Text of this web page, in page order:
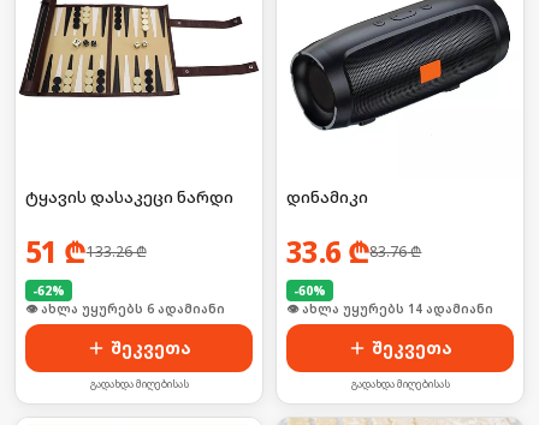
ტყავის დასაკეცი ნარდი
51 ₾133.26₾
-62%
🛒 ბოლო 24სთ-ში იყიდა 8-მა
შეკვეთა
გადახდა მიღებისას
დინამიკი
33.6 ₾83.76₾
-60%
🛒 ბოლო 24სთ-ში იყიდა 19-მა
შეკვეთა
გადახდა მიღებისას